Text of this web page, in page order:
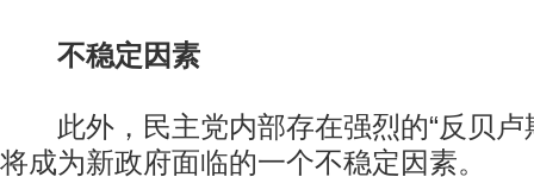
不稳定因素
此外，民主党内部存在强烈的“反贝卢
将成为新政府面临的一个不稳定因素。